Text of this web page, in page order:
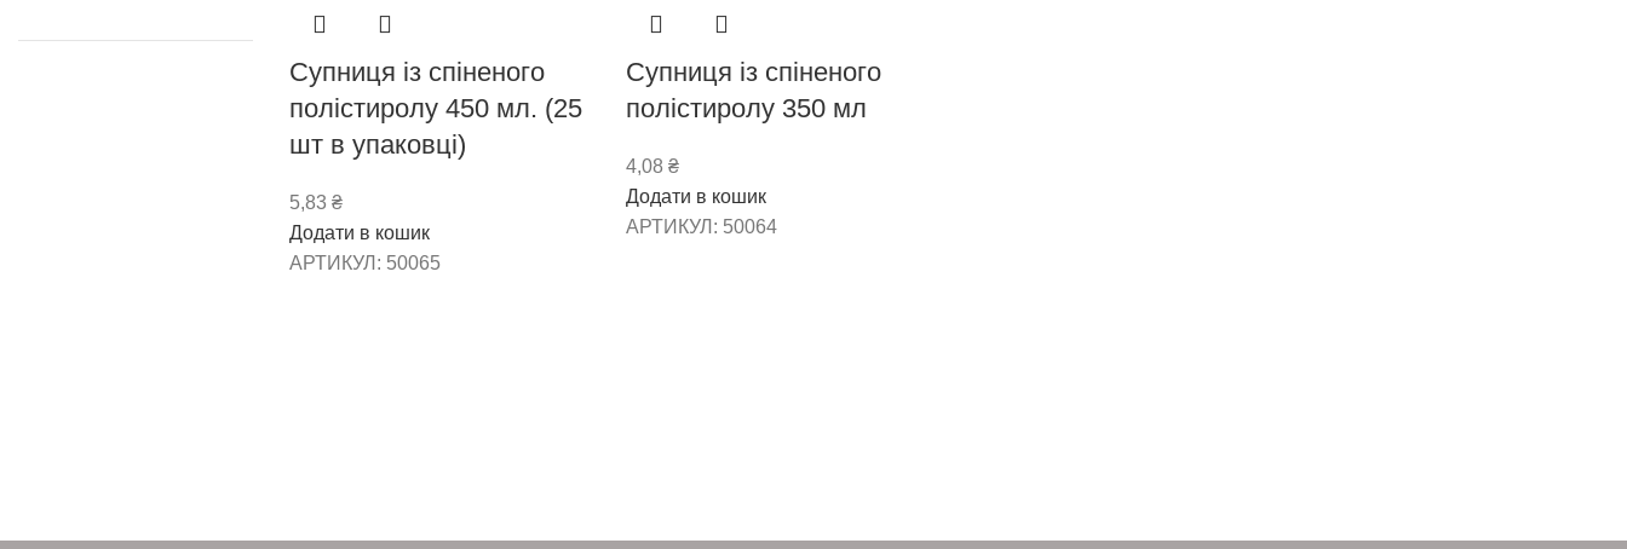
Супниця із спіненого
полістиролу 450 мл. (25
шт в упаковці)
5,83 ₴
Додати в кошик
АРТИКУЛ: 50065
Супниця із спіненого
полістиролу 350 мл
4,08 ₴
Додати в кошик
АРТИКУЛ: 50064